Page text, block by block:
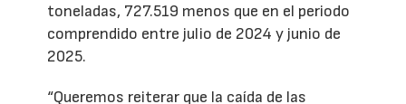
toneladas, 727.519 menos que en el periodo
comprendido entre julio de 2024 y junio de
2025.
“Queremos reiterar que la caída de las